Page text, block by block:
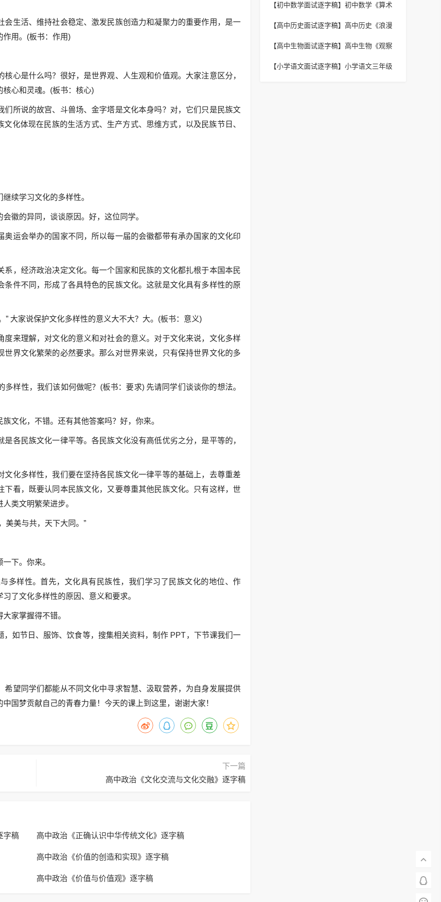
生活、维持社会稳定、激发民族创造力和凝聚力的重要作用，是一
作用。(板书：作用)
心是什么吗？很好，是世界观、人生观和价值观。大家注意区分，
核心和灵魂。(板书：核心)
们所说的故宫、斗兽场、金字塔是文化本身吗？对，它们只是民族文
化体现在民族的生活方式、生产方式、思维方式，以及民族节日、
续学习文化的多样性。
徽的异同，谈谈原因。好，这位同学。
运会举办的国家不同，所以每一届的会徽都带有承办国家的文化印
系，经济政治决定文化。每一个国家和民族的文化都扎根于本国本民
件不同，形成了各具特色的民族文化。这就是文化具有多样性的原
” 大家说保护文化多样性的意义大不大？大。(板书：意义)
来理解，对文化的意义和对社会的意义。对于文化来说，文化多样
界文化繁荣的必然要求。那么对世界来说，只有保持世界文化的多
样性，我们该如何做呢？(板书：要求) 先请同学们谈谈你的想法。
文化，不错。还有其他答案吗？好，你来。
各民族文化一律平等。各民族文化没有高低优劣之分，是平等的，
化多样性，我们要在坚持各民族文化一律平等的基础上，去尊重差
看，既要认同本民族文化，又要尊重其他民族文化。只有这样，世
类文明繁荣进步。
美美与共，天下大同。”
下。你来。
多样性。首先，文化具有民族性，我们学习了民族文化的地位、作
了文化多样性的原因、意义和要求。
家掌握得不错。
如节日、服饰、饮食等，搜集相关资料，制作 PPT，下节课我们一
望同学们都能从不同文化中寻求智慧、汲取营养，为自身发展提供
国梦贡献自己的青春力量！今天的课上到这里，谢谢大家！
下一篇
高中政治《文化交流与文化交融》逐字稿
字稿 高中政治《正确认识中华传统文化》逐字稿
高中政治《价值的创造和实现》逐字稿
高中政治《价值与价值观》逐字稿
【初中数学面试逐字稿】 初中数学《算术
【高中历史面试逐字稿】 高中历史《浪漫
【高中生物面试逐字稿】 高中生物《观察
【小学语文面试逐字稿】 小学语文三年级